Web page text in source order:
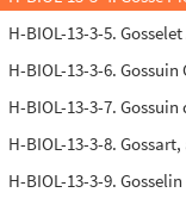
H-BIOL-13-3-5.
H-BIOL-13-3-6.
H-BIOL-13-3-7. Gossuin
H-BIOL-13-3-8. Gossart,
H-BIOL-13-3-9.